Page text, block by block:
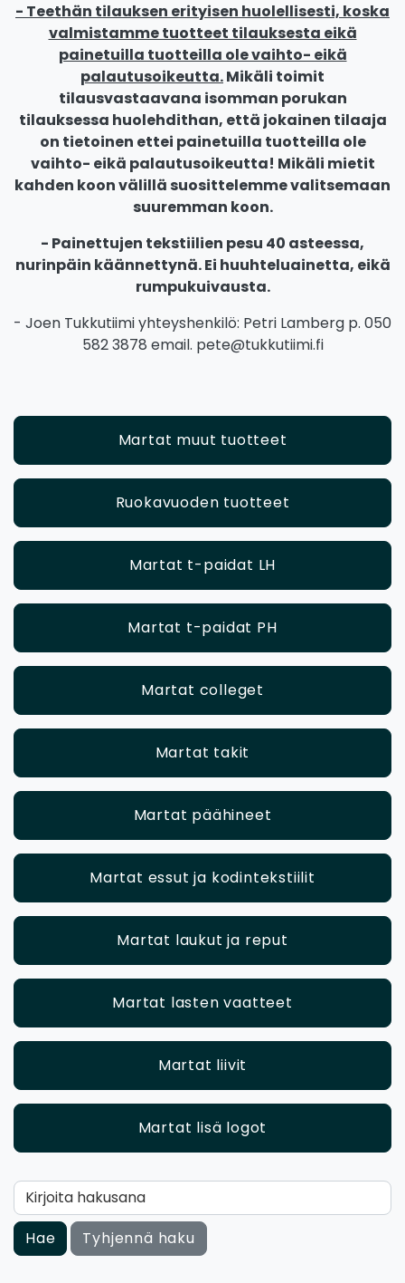
- Teethän tilauksen erityisen huolellisesti, koska
valmistamme tuotteet tilauksesta eikä
painetuilla tuotteilla ole vaihto- eikä
palautusoikeutta.Mikäli toimit
tilausvastaavana isomman porukan
tilauksessa huolehdithan, että jokainen tilaaja
on tietoinen ettei painetuilla tuotteilla ole
vaihto- eikä palautusoikeutta! Mikäli mietit
kahden koon välillä suosittelemme valitsemaan
suuremman koon.
- Painettujen tekstiilien pesu 40 asteessa,
nurinpäin käännettynä. Ei huuhteluainetta, eikä
rumpukuivausta.
- Joen Tukkutiimi yhteyshenkilö: Petri Lamberg p. 050
582 3878 email. pete@tukkutiimi.fi
Martat muut tuotteet
Ruokavuoden tuotteet
Martat t-paidat LH
Martat t-paidat PH
Martat colleget
Martat takit
Martat päähineet
Martat essut ja kodintekstiilit
Martat laukut ja reput
Martat lasten vaatteet
Martat liivit
Martat lisä logot
Kirjoita hakusana
Hae Tyhjennä haku